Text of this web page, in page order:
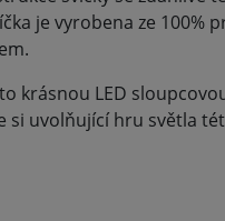
je vyrobena ze 100%
krásnou LED
si uvolňující hru světla